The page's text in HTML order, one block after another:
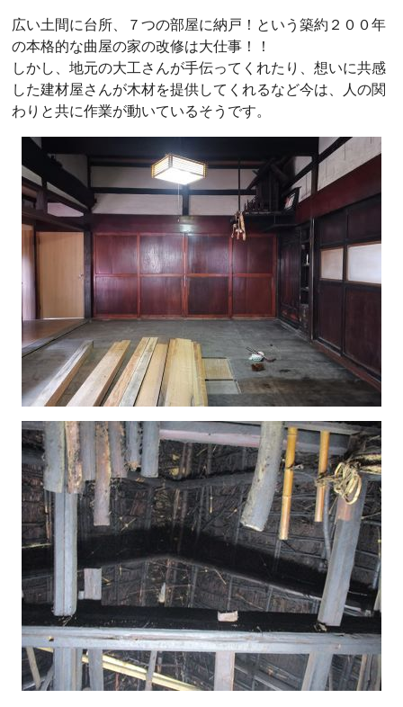
広い土間に台所、７つの部屋に納戸！という築約２００年
の本格的な曲屋の家の改修は大仕事！！
しかし、地元の大工さんが手伝ってくれたり、想いに共感
した建材屋さんが木材を提供してくれるなど今は、人の関
わりと共に作業が動いているそうです。